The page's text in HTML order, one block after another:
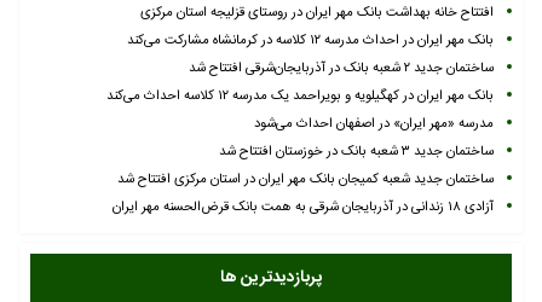
افتتاح خانه بهداشت بانک مهر ایران در روستای قزلیجه استان مرکزی
بانک مهر ایران در احداث مدرسه ۱۲ کلاسه در کرمانشاه مشارکت می‌کند
ساختمان جدید ۲ شعبه بانک در آذربایجان‌شرقی افتتاح شد
بانک مهر ایران در کهگیلویه و بویراحمد یک مدرسه ۱۲ کلاسه احداث می‌کند
مدرسه «مهر ایران» در اصفهان احداث می‌شود
ساختمان جدید ۳ شعبه بانک در خوزستان افتتاح شد
ساختمان جدید شعبه کمیجان بانک مهر ایران در استان مرکزی افتتاح شد
آزادی ۱۸ زندانی در آذربایجان شرقی به همت بانک قرض‌الحسنه مهر ایران
پربازدیدترین ها